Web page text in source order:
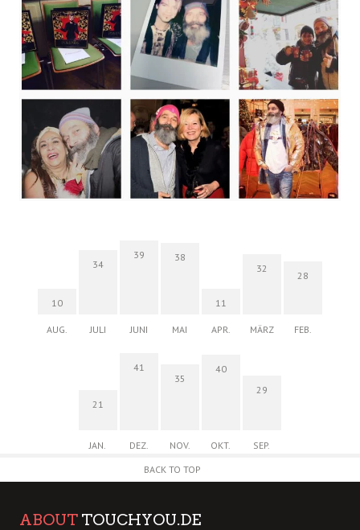
10
AUG.
34
JULI
39
JUNI
38
MAI
11
APR.
32
MÄRZ
28
FEB.
21
JAN.
41
DEZ.
35
NOV.
40
OKT.
29
SEP.
BACK TO TOP
ABOUT TOUCHYOU.DE